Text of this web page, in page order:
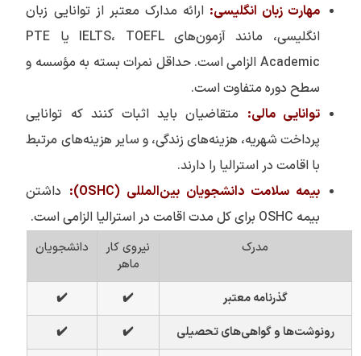
مهارت زبان انگلیسی: ارائه مدارک معتبر از توانایی زبان
انگلیسی، مانند آزمون‌های IELTS، TOEFL یا PTE
Academic الزامی است. حداقل نمرات بسته به مؤسسه و
سطح دوره متفاوت است.
توانایی مالی: متقاضیان باید اثبات کنند که توانایی
پرداخت شهریه، هزینه‌های زندگی، و سایر هزینه‌های مرتبط
با اقامت در استرالیا را دارند.
بیمه سلامت دانشجویان بین‌المللی (OSHC):
داشتن
بیمه OSHC برای کل مدت اقامت در استرالیا الزامی است.
مدرک
نیروی کار
ماهر
دانشجویان
گذرنامه معتبر ✔️
✔️
رونوشت‌ها و گواهی‌های تحصیلی
✔️
✔️